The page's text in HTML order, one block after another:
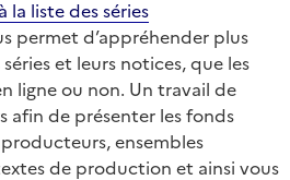
la liste des séries
permet d’appréhender plus
et leurs notices, que les
ligne ou non. Un travail de
afin de présenter les fonds
ensembles
de production et ainsi vous